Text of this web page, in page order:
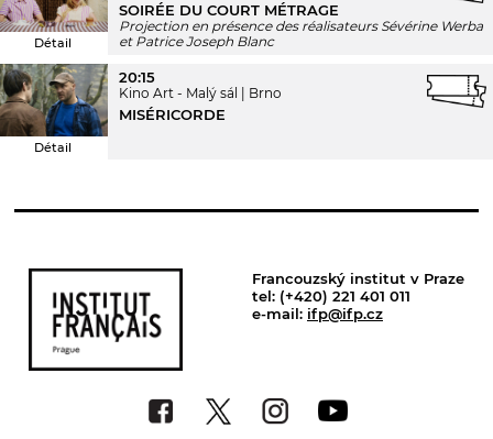
Détail
SOIRÉE DU COURT MÉTRAGE
Projection en présence des réalisateurs Sévérine Werba
et Patrice Joseph Blanc
Détail
20:15
Kino Art - Malý sál Brno
MISÉRICORDE
Francouzský institut v Praze
tel: (+420) 221 401 011
e-mail: ifp@ifp.cz